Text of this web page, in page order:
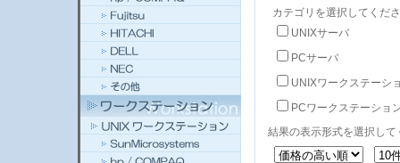
カテゴリを選択してくだ
UNIXサーバ
PCサーバ
UNIXワークステーシ
PCワークステーショ
結果の表示形式を選択して